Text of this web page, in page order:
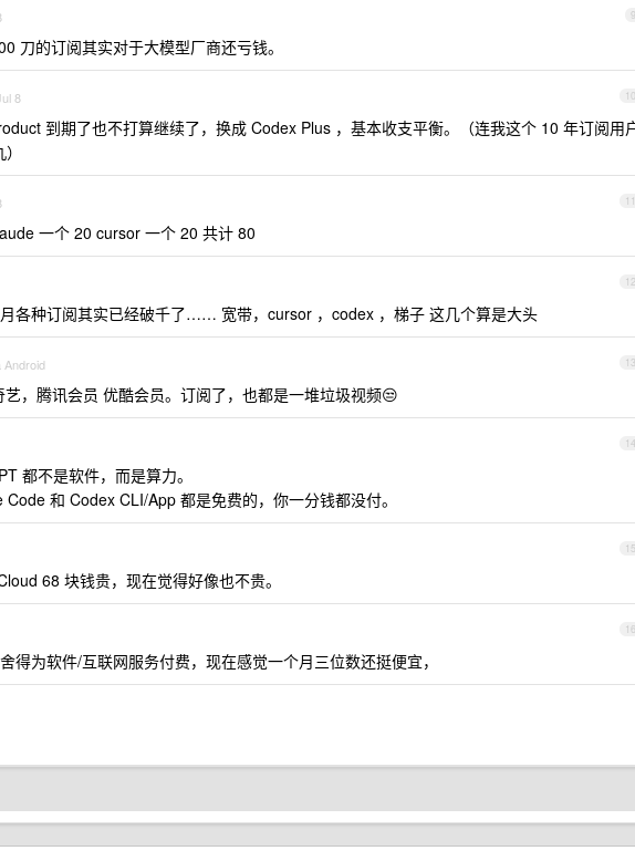
9
刀的订阅其实对于大模型厂商还亏钱。
10
8
到期了也不打算继续了，换成 Codex Plus ，基本收支平衡。（连我这个 10 年订阅用
11
一个 20 cursor 一个 20 共计 80
12
各种订阅其实已经破千了…… 宽带，cursor ，codex ，梯子 这几个算是大头
13
Android
艺，腾讯会员 优酷会员。订阅了，也都是一堆垃圾视频😒
14
都不是软件，而是算力。
和 Codex CLI/App 都是免费的，你一分钱都没付。
15
68 块钱贵，现在觉得好像也不贵。
16
得为软件/互联网服务付费，现在感觉一个月三位数还挺便宜，